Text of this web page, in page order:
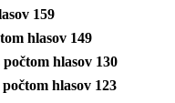
159
hlasov 149
hlasov 130
hlasov 123